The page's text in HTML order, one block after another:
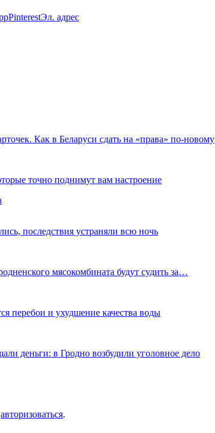
PinterestЭл. адрес
Как в Беларуси сдать на «права» по-новому
точно поднимут вам настроение
последствия устраняли всю ночь
мясокомбината будут судить за…
перебои и ухудшение качества воды
деньги: в Гродно возбудили уголовное дело
авторизоваться.